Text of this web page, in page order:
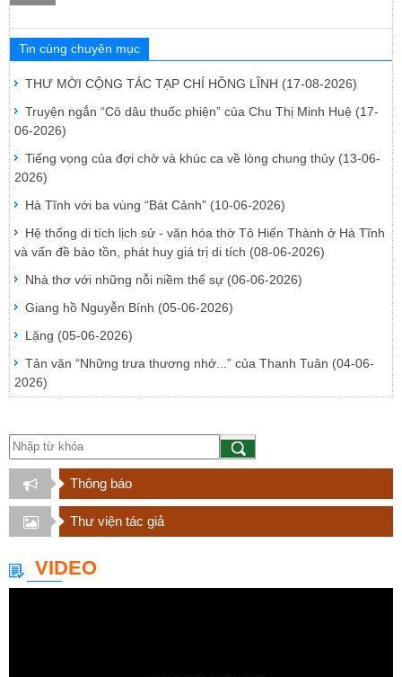
Tin cùng chuyên mục
THƯ MỜI CỘNG TÁC TẠP CHÍ HỒNG LĨNH (17-08-2026)
Truyện ngắn “Cô dâu thuốc phiện” của Chu Thị Minh Huệ (17-
06-2026)
Tiếng vọng của đợi chờ và khúc ca về lòng chung thủy (13-06-
2026)
Hà Tĩnh với ba vùng “Bát Cảnh” (10-06-2026)
Hệ thống di tích lịch sử - văn hóa thờ Tô Hiến Thành ở Hà Tĩnh
và vấn đề bảo tồn, phát huy giá trị di tích (08-06-2026)
Nhà thơ với những nỗi niềm thế sự (06-06-2026)
Giang hồ Nguyễn Bính (05-06-2026)
Lặng (05-06-2026)
Tản văn “Những trưa thương nhớ...” của Thanh Tuân (04-06-
2026)
Thông báo
Thư viện tác giả
VIDEO